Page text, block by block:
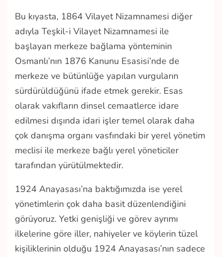
Bu kıyasta, 1864 Vilayet Nizamnamesi diğer
adıyla Teşkil-i Vilayet Nizamnamesi ile
başlayan merkeze bağlama yönteminin
Osmanlı’nın 1876 Kanunu Esasisi’nde de
merkeze ve bütünlüğe yapılan vurguların
sürdürüldüğünü ifade etmek gerekir. Esas
olarak vakıfların dinsel cemaatlerce idare
edilmesi dışında idari işler temel olarak daha
çok danışma organı vasfındaki bir yerel yönetim
meclisi ile merkeze bağlı yerel yöneticiler
tarafından yürütülmektedir.
1924 Anayasası’na baktığımızda ise yerel
yönetimlerin çok daha basit düzenlendiğini
görüyoruz. Yetki genişliği ve görev ayrımı
ilkelerine göre iller, nahiyeler ve köylerin tüzel
kişiliklerinin olduğu 1924 Anayasası’nın sadece